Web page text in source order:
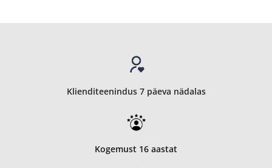
Klienditeenindus 7 päeva nädalas
Kogemust 16 aastat